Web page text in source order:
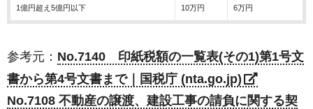
1億円超え5億円以下 10万円 6万円
参考元： No.7140 印紙税額の一覧表(その1)第1号文
書から第4号文書まで｜国税庁 (nta.go.jp)
No.7108 不動産の譲渡、建設工事の請負に関する契